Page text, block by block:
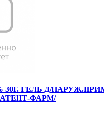
30Г. ГЕЛЬ Д/
ФАРМ/